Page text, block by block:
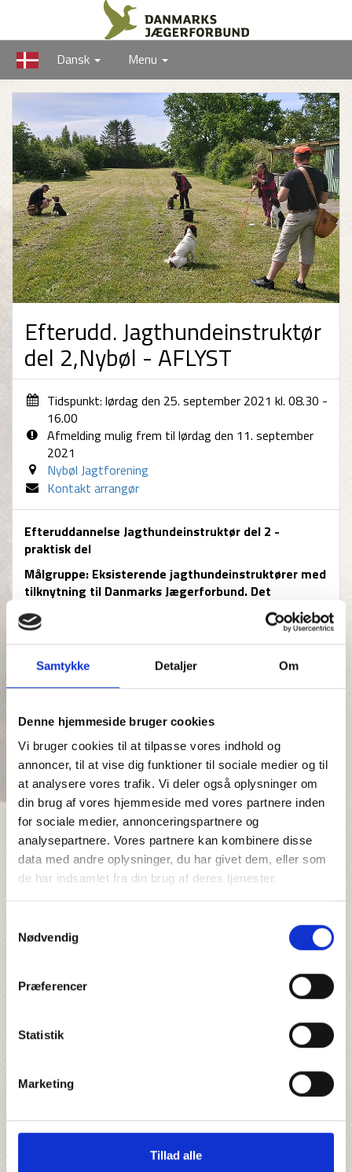
Samtykke Detaljer Om
Denne hjemmeside bruger cookies
Vi bruger cookies til at tilpasse vores indhold og
annoncer, til at vise dig funktioner til sociale medier og til
at analysere vores trafik. Vi deler også oplysninger om
din brug af vores hjemmeside med vores partnere inden
for sociale medier, annonceringspartnere og
analysepartnere. Vores partnere kan kombinere disse
data med andre oplysninger, du har givet dem, eller som
de har indsamlet fra din brug af deres tjenester.
Nødvendig
Præferencer
Statistik
Marketing
Tillad alle
Dansk Menu
Efterudd. Jagthundeinstruktør
del 2,Nybøl - AFLYST
Tidspunkt: lørdag den 25. september 2021 kl. 08.30 -
16.00
Afmelding mulig frem til lørdag den 11. september
2021
Nybøl Jagtforening
Kontakt arrangør
Efteruddannelse Jagthundeinstruktør del 2 -
praktisk del
Målgruppe: Eksisterende jagthundeinstruktører med
tilknytning til Danmarks Jægerforbund. Det
efteruddannelsens del 1.
Formål:Efteruddannelsen skal danne grundlag for, at
nyuddannede og erfarne instruktører i fællesskab kan
tilrettelægge et teoretisk og praktisk uddannelsesforløb
Med dette kursus sætter Danmarks Jægerforbund den
etiske standard for fremtidens jagthundeuddannelse.
Kurset udgør den praktiske del i Danmarks
Jægerforbunds efteruddannelse af
jagthundeinstruktører. Efteruddannelsen
Jagthundeinstruktør består fremover af følgende:
Efteruddannelse Jagthundeinstruktør del 1 –
teoretisk del, 1 dag.
Forløbet er tiltænkt i ovenstående rækkefølge. Der er
grundlag for en samlet faglig og pædagogisk
bedømmelse. Kompetencen tilskrives din person på
Sigtet med Efteruddannelserne er at introducere nye og
således træningen bliver målrettet og effektiv, og så der
. Alle
metoder, som kan tilpasses til racernes individuelle
specialer. Bemærk, at kursister på dette kursus skal